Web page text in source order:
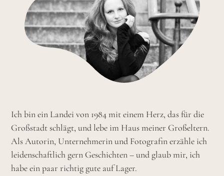
Ich bin ein Landei von 1984 mit einem Herz, das für die
Großstadt schlägt, und lebe im Haus meiner Großeltern.
Als Autorin, Unternehmerin und Fotografin erzähle ich
leidenschaftlich gern Geschichten – und glaub mir, ich
habe ein paar richtig gute auf Lager.